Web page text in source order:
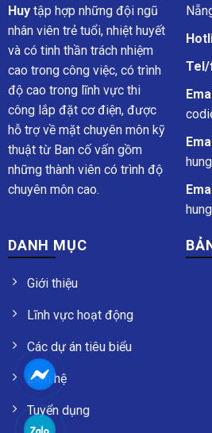
Huytập hợp những đội ngũ
nhân viên trẻ tuổi, nhiệt huyết
và có tinh thần trách nhiệm
cao trong công việc, có trình
độ cao trong lĩnh vực thi
công lắp đặt cơ điện, được
hỗ trợ về mặt chuyên môn kỹ
thuật từ Ban cố vấn gồm
những thành viên có trình độ
chuyên môn cao.
Tel/
DANH MỤC
Giới thiệu
Lĩnh vực hoạt động
Các dự án tiêu biểu
Liên hệ
Tuyển dụng